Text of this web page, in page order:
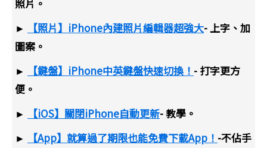
照片。
►
【照片】iPhone內建照片編輯器超強大- 上字、加
圖案。
►
【鍵盤】iPhone中英鍵盤快速切換！ - 打字更方
便。
►
【iOS】關閉iPhone自動更新- 教學。
►
【App】就算過了期限也能免費下載App！ -不佔手